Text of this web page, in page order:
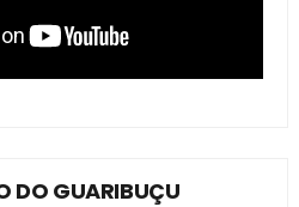
DO GUARIBUÇU